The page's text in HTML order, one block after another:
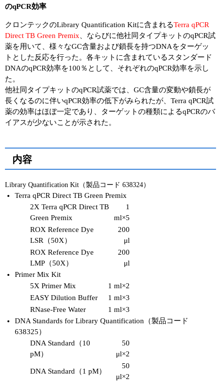
のqPCR効率
クロンテックのLibrary Quantification Kitに含まれるTerra qPCR
Direct TB Green Premix 、ならびに他社同タイプキットのqPCR試
薬を用いて、様々なGC含量および鎖長を持つDNAをターゲッ
トとした反応を行った。各キットに含まれているスタンダード
DNAのqPCR効率を100％として、それぞれのqPCR効率を示し
た。
他社同タイプキットのqPCR試薬では、GC含量の変動や鎖長が
長くなるのに伴いqPCR効率の低下がみられたが、Terra qPCR試
薬の効率はほぼ一定であり、ターゲットの種類によるqPCRのバ
イアスが少ないことが示された。
内容
Library Quantification Kit（製品コード 638324）
Terra qPCR Direct TB Green Premix
2X Terra qPCR Direct TB
Green Premix
1
ml×5
ROX Reference Dye
LSR（50X）
200
μl
ROX Reference Dye
LMP（50X）
200
μl
Primer Mix Kit
5X Primer Mix
1 ml×2
EASY Dilution Buffer
1 ml×3
RNase-Free Water
1 ml×3
DNA Standards for Library Quantification（製品コード
638325）
DNA Standard（10
pM）
50
μl×2
DNA Standard（1 pM）
50
μl×2